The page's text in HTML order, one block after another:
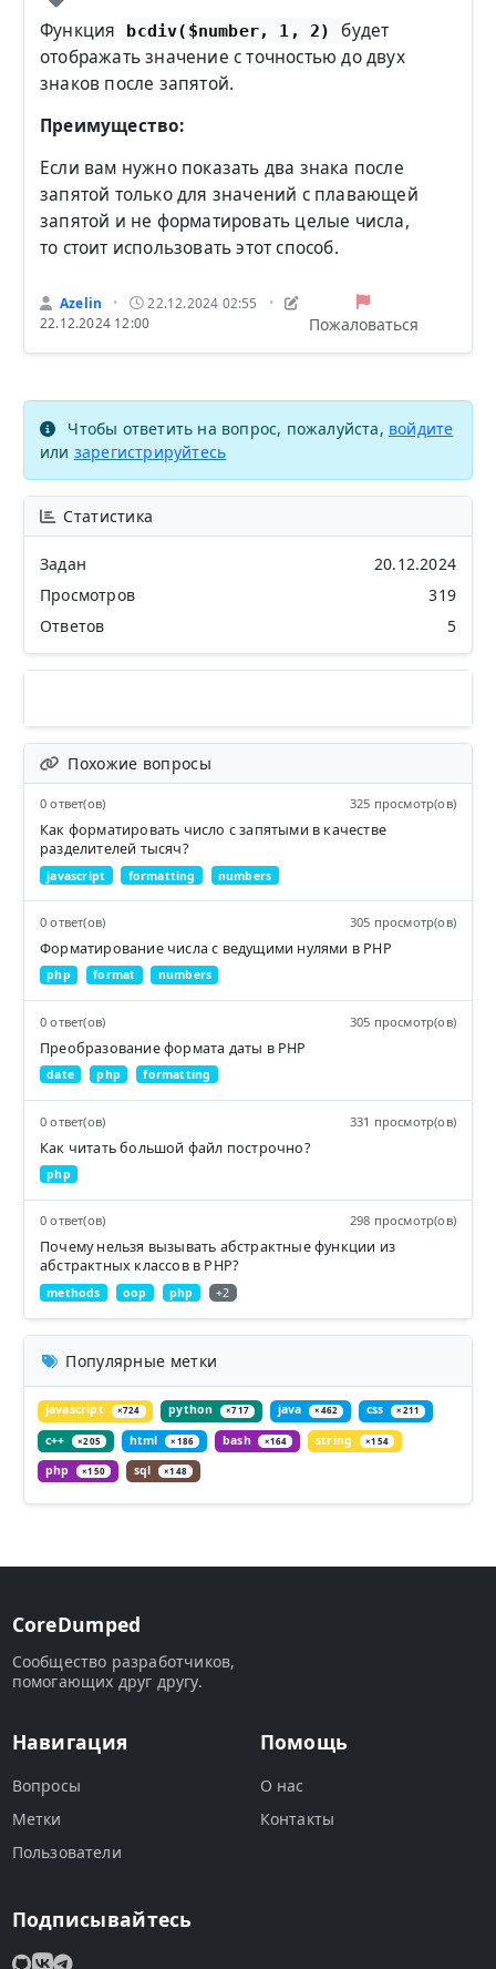
Функция bcdiv($number, 1, 2)
будет
отображать значение с точностью до двух
знаков после запятой.
Преимущество:
Если вам нужно показать два знака после
запятой только для значений с плавающей
запятой и не форматировать целые числа,
то стоит использовать этот способ.
Azelin • 22.12.2024 02:55 •
22.12.2024 12:00 Пожаловаться
Чтобы ответить на вопрос, пожалуйста, войдите
или зарегистрируйтесь
Статистика
Задан
20.12.2024
Просмотров
319
Ответов
5
Похожие вопросы
0 ответ(ов) 325 просмотр(ов)
Как форматировать число с запятыми в качестве
разделителей тысяч?
javascript formatting numbers
0 ответ(ов) 305 просмотр(ов)
Форматирование числа с ведущими нулями в PHP
php format numbers
0 ответ(ов) 305 просмотр(ов)
Преобразование формата даты в PHP
date php formatting
0 ответ(ов) 331 просмотр(ов)
Как читать большой файл построчно?
php
0 ответ(ов) 298 просмотр(ов)
Почему нельзя вызывать абстрактные функции из
абстрактных классов в PHP?
methods oop php +2
Популярные метки
javascript ×724 python ×717 java ×462 css ×211
c++ ×205 html ×186 bash ×164 string ×154
php ×150 sql ×148
CoreDumped
Сообщество разработчиков,
помогающих друг другу.
Навигация
Вопросы
Метки
Пользователи
Помощь
О нас
Контакты
Подписывайтесь